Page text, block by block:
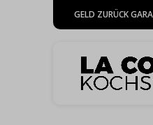
GELD ZURÜCK